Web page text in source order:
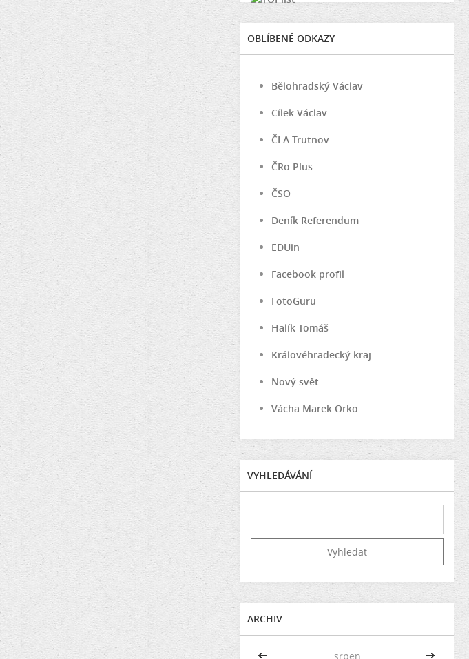
OBLÍBENÉ ODKAZY
Bělohradský Václav
Cílek Václav
ČLA Trutnov
ČRo Plus
ČSO
Deník Referendum
EDUin
Facebook profil
FotoGuru
Halík Tomáš
Královéhradecký kraj
Nový svět
Vácha Marek Orko
VYHLEDÁVÁNÍ
ARCHIV
<< srpen >>